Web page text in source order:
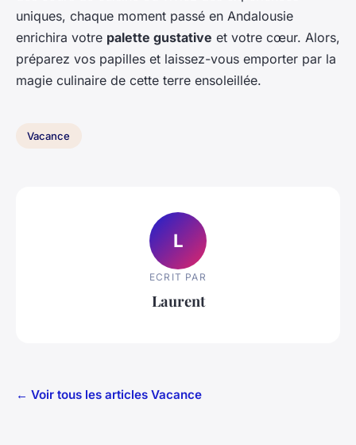
uniques, chaque moment passé en Andalousie
enrichira votre palette gustative et votre cœur. Alors,
préparez vos papilles et laissez-vous emporter par la
magie culinaire de cette terre ensoleillée.
Vacance
L
ECRIT PAR
Laurent
← Voir tous les articles Vacance